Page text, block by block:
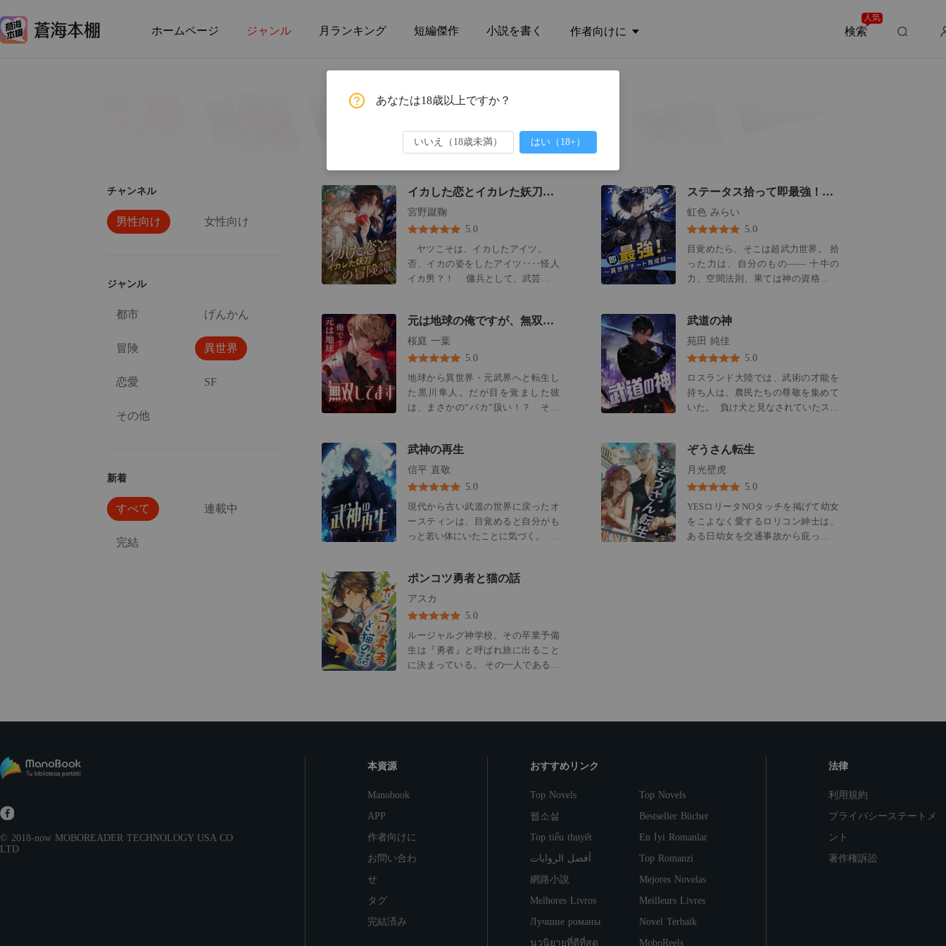
ホームページ ジャンル 月ランキング 短編傑作 小説を書く 作者向けに 検索
人気
チャンネル
男性向け 女性向け
ジャンル
都市 げんかん
冒険 異世界
恋愛 SF
その他
新着
すべて 連載中
完結
イカした恋とイカレた妖刀の冒険譚
宮野蹴鞠
5.0
ヤツこそは、イカしたアイツ。
否、イカの姿をしたアイツ‥‥怪人
イカ男？！ 傭兵として、武芸を磨
で、捨て犬の如く拾われたボトマー
ズギルド・ハニカム。 面倒臭がり
でヤル気無し、いつも金欠裏目なチ
り手が次々と変わる新感覚ライトノ
ベルです。 ※この小説はフィクショ
ンであり、登場する人物や団体など
ステータス拾って即最強！〜異世界チート育成録〜
虹色 みらい
5.0
目覚めたら、そこは超武力世界。 拾
った力は、自分のもの―― 十牛の
力、空間法則、果ては神の資格まで
難しくない。ただ拾って、拾って、
拾い続けるだけ。 無限成長×一撃無
双！拾いチートで駆け上がる、超絶
元は地球の俺ですが、無双してます
桜庭 一葉
5.0
地球から異世界・元武界へと転生し
た黒川隼人。だが目を覚ました彼
は、まさかの“バカ”扱い！？ それ
美少女たちとの出会いを重ねなが
ら、異世界の頂点を目指してゆく。
——常識外れの成り上がりが、今、
武道の神
苑田 純佳
5.0
ロスランド大陸では、武術の才能を
持ち人は、農民たちの尊敬を集めて
いた。 負け犬と見なされていたステ
れからすべてが変わった。 なんとか
命を取り留めた彼は、他の生き物の
才能を吸収する能力を持つようにな
を傷つけた人々に復讐を求めた。
「いつかは俺の前にひざまずくこと
になるだろう」と、彼は誓った。
武神の再生
信平 直敬
5.0
現代から古い武道の世界に戻ったオ
ースティンは、目覚めると自分がも
っと若い体にいたことに気づく。 そ
う！ しかし、そんなことはどうでも
よかった。彼の頭脳は健全で明晰だ
ったからだ。この若くたくましい身
支配する！
ぞうさん転生
月光壁虎
5.0
YESロリータNOタッチを掲げて幼女
をこよなく愛するロリコン紳士は、
ある日幼女を交通事故から庇って命
ポンコツ勇者と猫の話
アスカ
5.0
ルージャルグ神学校。その卒業予備
生は『勇者』と呼ばれ旅に出ること
に決まっている。 その一人であるラ
する生意気なケット・シーと出会
© 2018-now MOBOREADER TECHNOLOGY USA CO
LTD
本資源
Manobook
APP
作者向けに
お問い合わ
せ
タグ
完結済み
おすすめリンク
Top Novels
Top Novels
웹소설
Bestseller Bücher
Top tiểu thuyết
En İyi Romanlar
أفضل الروايات
Top Romanzi
網路小說
Mejores Novelas
Melhores Livros
Meilleurs Livres
Лучшие романы
Novel Terbaik
นวนิยายที่ดีที่สุด
MoboReels
法律
利用規約
プライバシーステートメ
ント
著作権訴訟
あなたは18歳以上ですか？
いいえ（18歳未満） はい（18+）